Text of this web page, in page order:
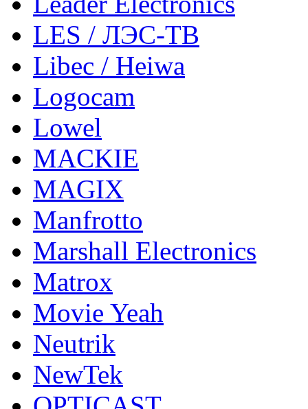
LES / ЛЭС-ТВ
Libec / Heiwa
Logocam
Lowel
MACKIE
MAGIX
Manfrotto
Marshall Electronics
Matrox
Movie Yeah
Neutrik
NewTek